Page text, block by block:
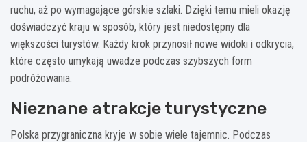
ruchu, aż po wymagające górskie szlaki. Dzięki temu mieli okazję
doświadczyć kraju w sposób, który jest niedostępny dla
większości turystów. Każdy krok przynosił nowe widoki i odkrycia,
które często umykają uwadze podczas szybszych form
podróżowania.
Nieznane atrakcje turystyczne
Polska przygraniczna kryje w sobie wiele tajemnic. Podczas